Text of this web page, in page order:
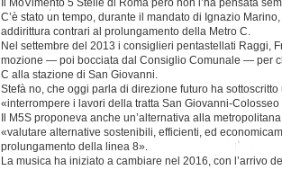
Il MoVimento 5 Stelle di Roma però non l’ha pensata
C’è stato un tempo, durante il mandato di Ignazio
addirittura contrari al prolungamento della Metro C.
Nel settembre del 2013 i consiglieri pentastellati Raggi,
mozione — poi bocciata dal Consiglio Comunale — per
C alla stazione di San Giovanni.
Stefà no, che oggi parla di direzione futuro ha
«interrompere i lavori della tratta San Giovanni-
Il M5S proponeva anche un’alternativa alla
«valutare alternative sostenibili, efficienti, ed
prolungamento della linea 8».
La musica ha iniziato a cambiare nel 2016, con l’arrivo